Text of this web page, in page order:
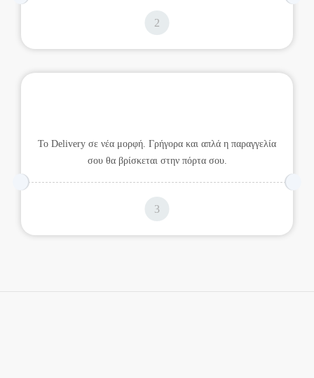
Το Delivery σε νέα μορφή. Γρήγορα και απλά η παραγγελία
σου θα βρίσκεται στην πόρτα σου.